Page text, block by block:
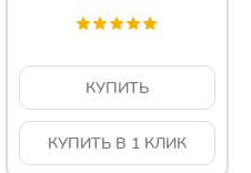
КУПИТЬ
КУПИТЬ В 1 КЛИК